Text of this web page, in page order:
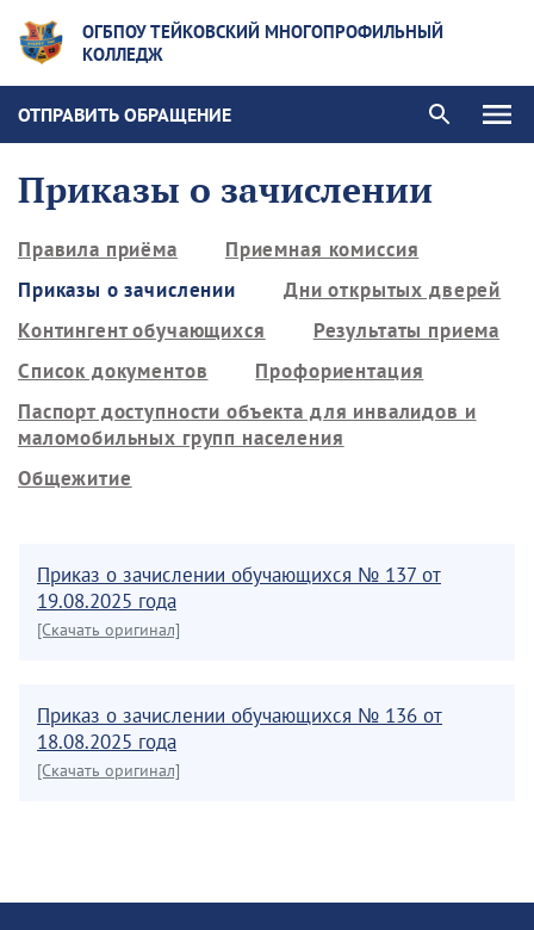
ОГБПОУ ТЕЙКОВСКИЙ МНОГОПРОФИЛЬНЫЙ
КОЛЛЕДЖ
ОТПРАВИТЬ ОБРАЩЕНИЕ
Приказы о зачислении
Правила приёма
Приемная комиссия
Приказы о зачислении
Дни открытых дверей
Контингент обучающихся
Результаты приема
Список документов
Профориентация
Паспорт доступности объекта для инвалидов и
маломобильных групп населения
Общежитие
Приказ о зачислении обучающихся № 137 от
19.08.2025 года
[Скачать оригинал]
Приказ о зачислении обучающихся № 136 от
18.08.2025 года
[Скачать оригинал]